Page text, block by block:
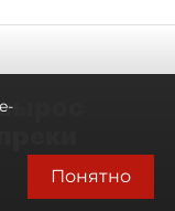
Понятно